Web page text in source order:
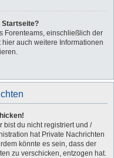
Startseite?
Forenteams, einschließlich der
auch weitere Informationen
bist du nicht registriert und /
hat Private Nachrichten
könnte es sein, dass der
zu verschicken, entzogen hat.